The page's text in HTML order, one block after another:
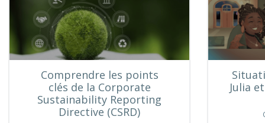
Comprendre les points
clés de la Corporate
Sustainability Reporting
Directive (CSRD)
Julia